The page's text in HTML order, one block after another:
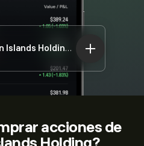
Tingyi Cayman Islands Holding 00322.HK
acciones de
Holding?